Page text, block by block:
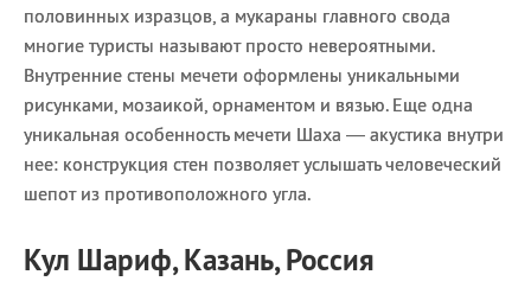
половинных изразцов, а мукараны главного свода
многие туристы называют просто невероятными.
Внутренние стены мечети оформлены уникальными
рисунками, мозаикой, орнаментом и вязью. Еще одна
уникальная особенность мечети Шаха — акустика внутри
нее: конструкция стен позволяет услышать человеческий
шепот из противоположного угла.
Кул Шариф, Казань, Россия